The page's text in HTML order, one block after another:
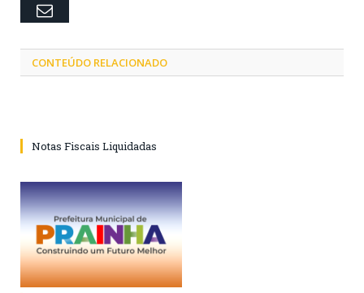
Email
CONTEÚDO RELACIONADO
Notas Fiscais Liquidadas